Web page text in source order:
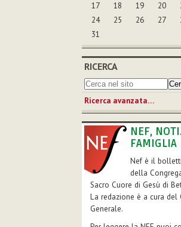
17
18 19 20
24
25 26 27
31
RICERCA
Ricerca avanzata…
NEF,
FAMIGLIA
Nef è il
della
Sacro Cuore di Gesù di
La redazione è a cura del
Generale.